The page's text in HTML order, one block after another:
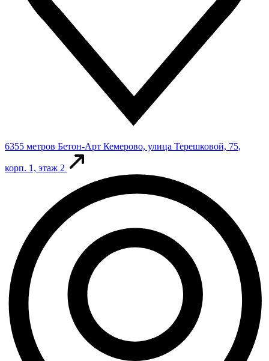
6355 метров Бетон-Арт Кемерово, улица Терешковой, 75,
корп. 1, этаж 2